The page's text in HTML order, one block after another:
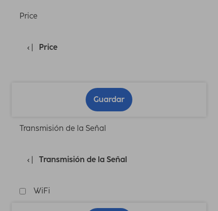
Price
Price
Guardar
Transmisión de la Señal
Transmisión de la Señal
WiFi